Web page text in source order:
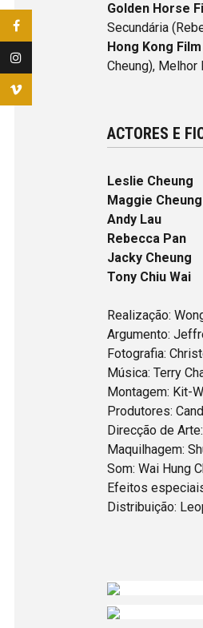
Golden Horse
Secundária
Hong Kong
Cheung),
ACTORES E
Leslie Cheung
Maggie Cheung
Andy Lau
Rebecca Pan
Jacky Cheung
Tony Chiu Wai
Realização:
Argumento:
Fotografia:
Música: Terry
Montagem: Kit-
Produtores:
Direcção de
Maquilhagem:
Som: Wai Hung
Efeitos
Distribuição: